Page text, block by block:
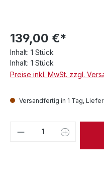
139,00 €*
Inhalt: 1 Stück
Inhalt: 1 Stück
Preise inkl. MwSt. zzgl.
Versandfertig in 1 Tag,
Produkt